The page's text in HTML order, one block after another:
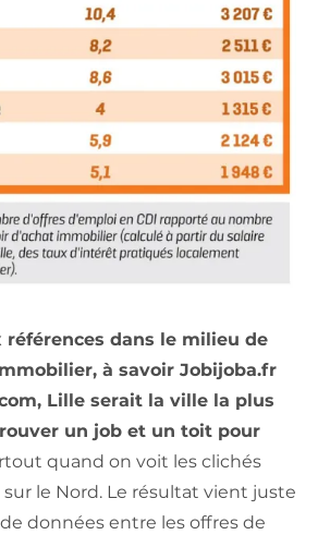
références dans le milieu de
à savoir Jobijoba.fr
Lille serait la ville la plus
un job et un toit pour
quand on voit les clichés
le Nord. Le résultat vient juste
données entre les offres de